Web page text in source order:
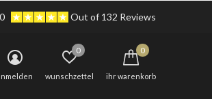
wunschzettel
0
ihr warenkorb
0
Out of 132 Reviews